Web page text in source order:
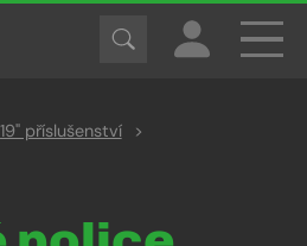
19" příslušenství
>